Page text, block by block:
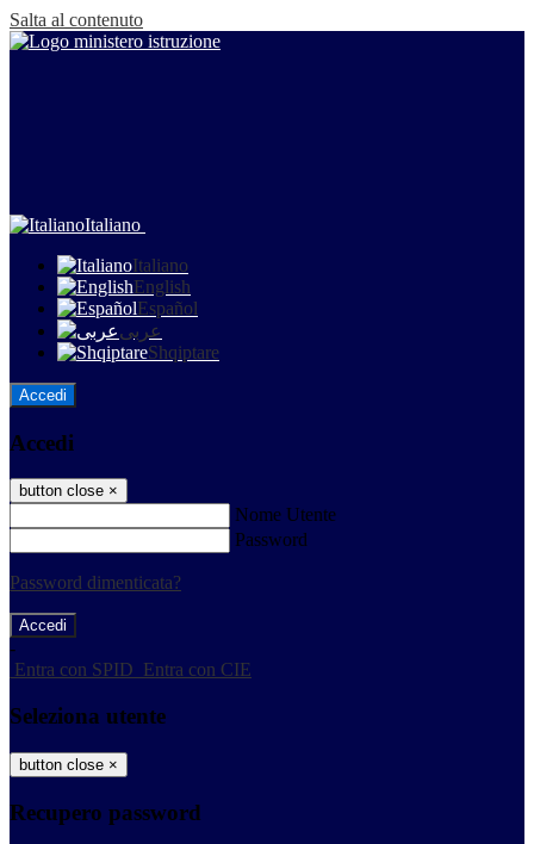
Salta al contenuto
Italiano
Italiano
English
Español
عربى
Shqiptare
Accedi
Accedi
button close ×
Nome Utente
Password
Password dimenticata?
-
Entra con SPID Entra con CIE
Seleziona utente
button close ×
Recupero password